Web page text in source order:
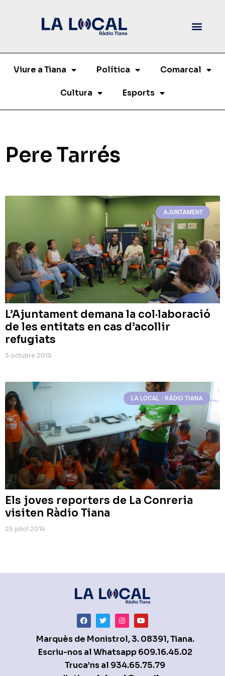
Viure a Tiana Política Comarcal
Cultura Esports
Pere Tarrés
AJUNTAMENT
L’Ajuntament demana la col·laboració
de les entitats en cas d’acollir
refugiats
3 octubre 2015
LA LOCAL - RÀDIO TIANA
Els joves reporters de La Conreria
visiten Ràdio Tiana
23 juliol 2014
Marquès de Monistrol, 3. 08391, Tiana.
Escriu-nos al Whatsapp609.16.45.02
Truca’ns al 934.65.75.79